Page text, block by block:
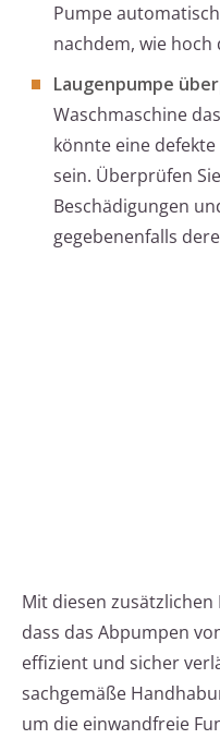
Pumpe
nachdem, wie hoch
Laugenpumpe
Waschmaschine
könnte eine
sein. Überprüfen
Beschädigungen
gegebenenfalls
Mit diesen
dass das Abpumpen
effizient und sicher
sachgemäße
um die einwandfreie